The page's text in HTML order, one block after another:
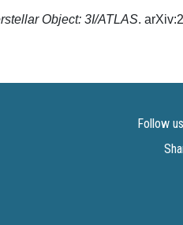
Object: 3I/ATLAS.
Follow